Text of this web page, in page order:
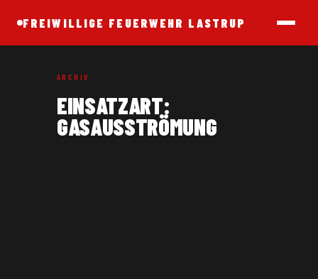
FREIWILLIGE FEUERWEHR LASTRUP
ARCHIV
EINSATZART:
GASAUSSTRÖMUNG